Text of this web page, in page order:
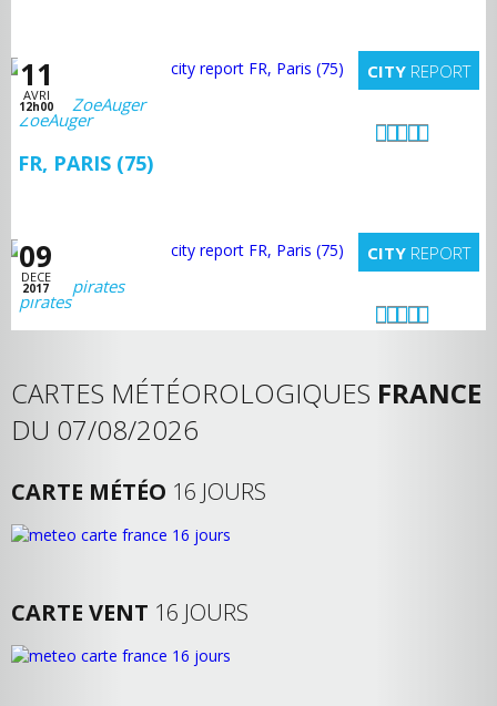
11
AVRI
12h00
CITY REPORT
ZoeAuger
FR, PARIS (75)
09
DECE
2017
CITY REPORT
pirates
CARTES MÉTÉOROLOGIQUES FRANCE
DU 07/08/2026
CARTE MÉTÉO 16 JOURS
CARTE VENT 16 JOURS